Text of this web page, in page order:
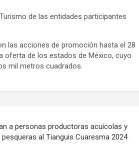
de las entidades participantes
las acciones de promoción hasta el 28
oferta de los estados de México, cuyo
mil metros cuadrados.
a personas productoras acuícolas y
pesqueras al Tianguis Cuaresma 2024